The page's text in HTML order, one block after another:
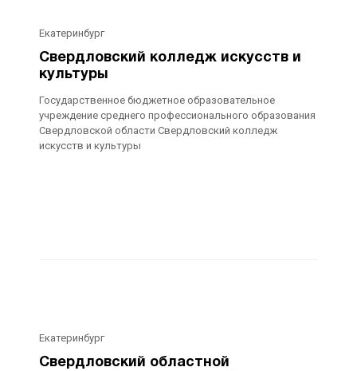
Екатеринбург
Свердловский колледж искусств и
культуры
Государственное бюджетное образовательное
учреждение среднего профессионального образования
Свердловской области Свердловский колледж
искусств и культуры
Екатеринбург
Свердловский областной